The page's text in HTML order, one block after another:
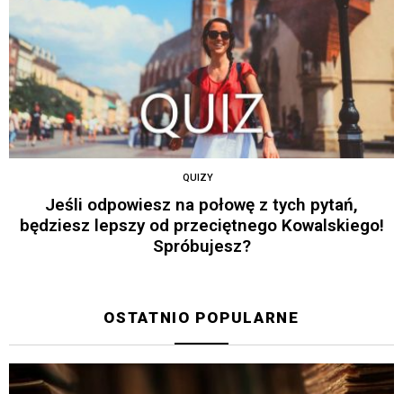
QUIZY
Jeśli odpowiesz na połowę z tych pytań,
będziesz lepszy od przeciętnego Kowalskiego!
Spróbujesz?
OSTATNIO POPULARNE